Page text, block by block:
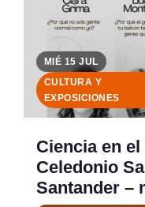
MIÉ 15 JUL
CULTURA Y
EXPOSICIONES
Ciencia en el
Celedonio
Santander –